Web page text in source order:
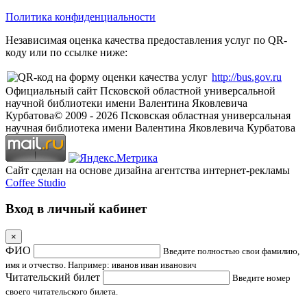
Политика конфиденциальности
Независимая оценка качества предоставления услуг по QR-
коду или по ссылке ниже:
http://bus.gov.ru
Официальный сайт Псковской областной универсальной
научной библиотеки имени Валентина Яковлевича
Курбатова© 2009 - 2026 Псковская областная универсальная
научная библиотека имени Валентина Яковлевича Курбатова
Сайт сделан на основе дизайна агентства интернет-рекламы
Coffee Studio
Вход в личный кабинет
×
ФИО
Введите полностью свои фамилию,
имя и отчество. Например: иванов иван иванович
Читательский билет
Введите номер
своего читательского билета.